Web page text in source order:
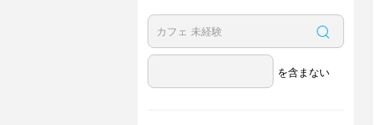
を含まない